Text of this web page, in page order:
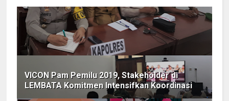
VICON Pam Pemilu 2019, Stakeholder di
LEMBATA Komitmen Intensifkan Koordinasi